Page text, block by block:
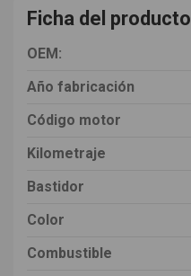
Ficha del producto
OEM:
Año fabricación
Código motor
Kilometraje
Bastidor
Color
Combustible